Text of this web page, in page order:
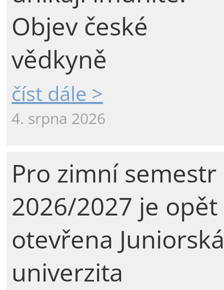
Objev české
vědkyně
číst dále >
4. srpna 2026
Pro zimní semestr
2026/2027 je opět
otevřena Juniorská
univerzita